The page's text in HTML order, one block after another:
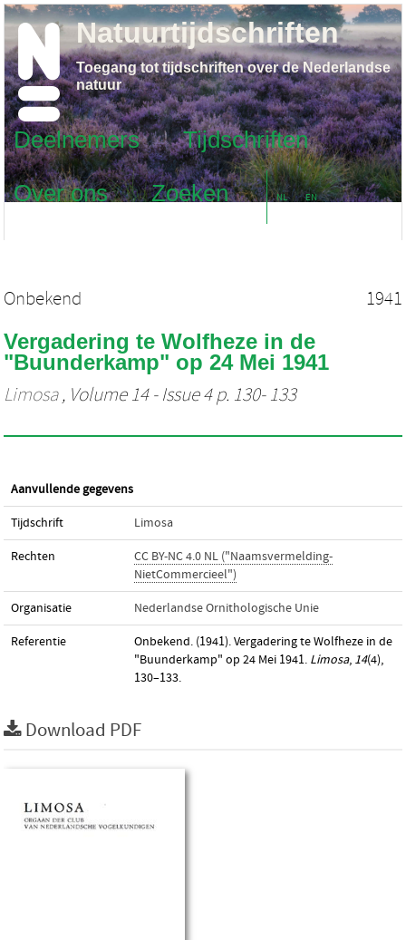
Deelnemers
Tijdschriften
Over ons
Zoeken NL EN
Natuurtijdschriften
Toegang tot tijdschriften over de Nederlandse
natuur
Onbekend 1941
Vergadering te Wolfheze in de
"Buunderkamp" op 24 Mei 1941
Limosa, Volume 14 - Issue 4 p. 130- 133
Aanvullende gegevens
Tijdschrift Limosa
Rechten
CC BY-NC 4.0 NL ("Naamsvermelding-
NietCommercieel")
Organisatie Nederlandse Ornithologische Unie
Referentie
Onbekend. (1941). Vergadering te Wolfheze in de
"Buunderkamp" op 24 Mei 1941. Limosa, 14(4),
130–133.
Download PDF